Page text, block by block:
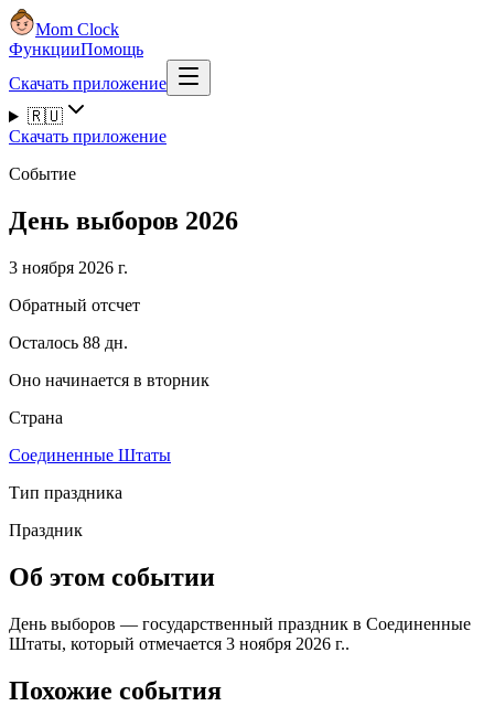
Mom Clock
ФункцииПомощь
Скачать приложение
🇷🇺
Скачать приложение
Событие
День выборов 2026
3 ноября 2026 г.
Обратный отсчет
Осталось 88 дн.
Оно начинается в вторник
Страна
Соединенные Штаты
Тип праздника
Праздник
Об этом событии
День выборов — государственный праздник в Соединенные
Штаты, который отмечается 3 ноября 2026 г..
Похожие события